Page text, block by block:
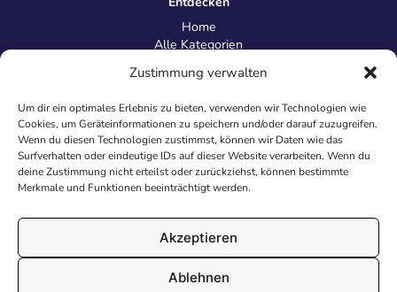
Zustimmung verwalten
Um dir ein optimales Erlebnis zu bieten, verwenden wir Technologien wie
Cookies, um Geräteinformationen zu speichern und/oder darauf zuzugreifen.
Wenn du diesen Technologien zustimmst, können wir Daten wie das
Surfverhalten oder eindeutige IDs auf dieser Website verarbeiten. Wenn du
deine Zustimmung nicht erteilst oder zurückziehst, können bestimmte
Merkmale und Funktionen beeinträchtigt werden.
Akzeptieren
Ablehnen
Home
Alle Kategorien
Information
Über uns
Kontakt
Inhaltsrichtlinien
Recht & Datenschutz
Impressum
AGB
Cookies